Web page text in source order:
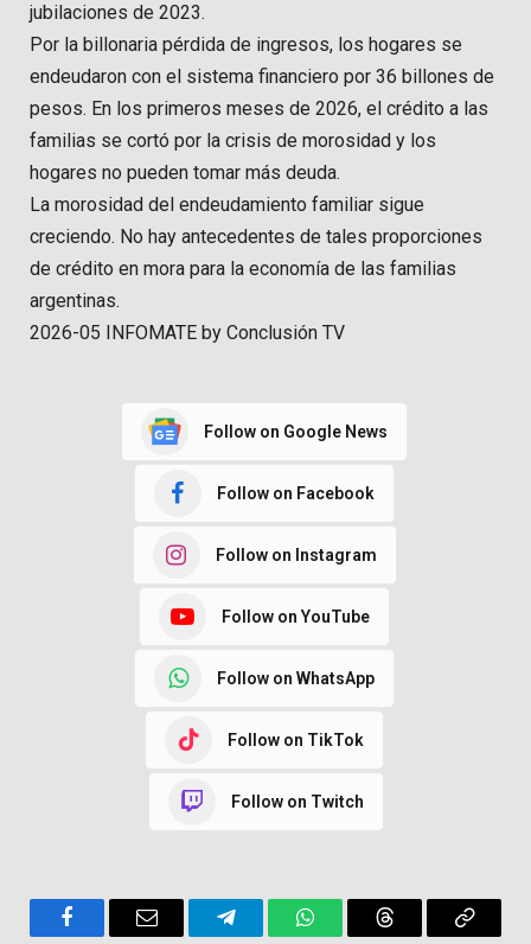
jubilaciones de 2023.
Por la billonaria pérdida de ingresos, los hogares se
endeudaron con el sistema financiero por 36 billones de
pesos. En los primeros meses de 2026, el crédito a las
familias se cortó por la crisis de morosidad y los
hogares no pueden tomar más deuda.
La morosidad del endeudamiento familiar sigue
creciendo. No hay antecedentes de tales proporciones
de crédito en mora para la economía de las familias
argentinas.
2026-05 INFOMATE by Conclusión TV
Follow on Google News
Follow on Facebook
Follow on Instagram
Follow on YouTube
Follow on WhatsApp
Follow on TikTok
Follow on Twitch
FacebookEmail TelegramWhatsAppThreads Copy